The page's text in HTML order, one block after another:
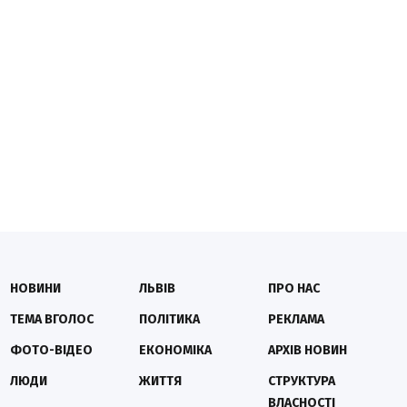
НОВИНИ
ТЕМА ВГОЛОС
ФОТО-ВІДЕО
ЛЮДИ
ЛЬВІВ
ПОЛІТИКА
ЕКОНОМІКА
ЖИТТЯ
ПРО НАС
РЕКЛАМА
АРХІВ НОВИН
СТРУКТУРА
ВЛАСНОСТІ